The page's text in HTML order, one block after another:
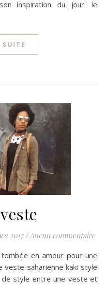
inspiration du jour: le
SUITE
2017 /Aucun commentaire
saharienne kaki style
de style entre une veste et